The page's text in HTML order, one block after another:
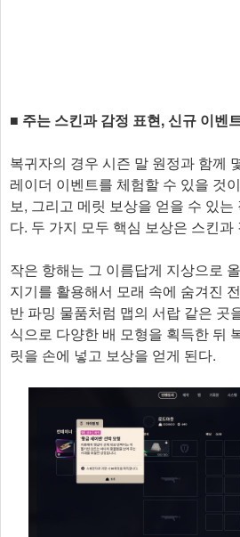
■ 주는 스킨과 감정 표현, 신규 이벤
복귀자의 경우 시즌 말 원정과 함께
레이더 이벤트를 체험할 수 있을 것
보, 그리고 메릿 보상을 얻을 수 있는
다. 두 가지 모두 핵심 보상은 스킨과
작은 항해는 그 이름답게 지상으로
지기를 활용해서 모래 속에 숨겨진
반 파밍 물품처럼 맵의 서랍 같은 곳
식으로 다양한 배 모형을 획득한 뒤
릿을 손에 넣고 보상을 얻게 된다.